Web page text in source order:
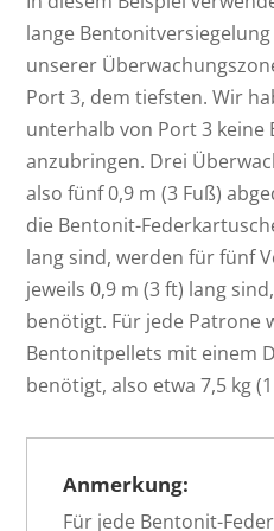
lange
unserer
Port 3, dem tiefsten. Wir
unterhalb von Port 3 keine
anzubringen. Drei
also fünf 0,9 m (3 Fuß)
die Bentonit-
lang sind, werden für fünf
jeweils 0,9 m (3 ft) lang
benötigt. Für jede Patrone
Bentonitpellets mit einem
benötigt, also etwa 7,5 kg
Anmerkung:
Für jede Bentonit-